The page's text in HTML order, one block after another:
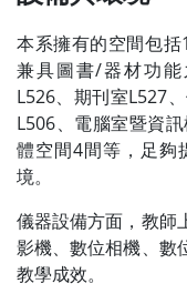
本系擁有的空間包括
兼具圖書/器材功能
L526、期刊室L527
L506、電腦室暨資
體空間4間等，足夠
境。
儀器設備方面，教師
影機、數位相機、數
教學成效。